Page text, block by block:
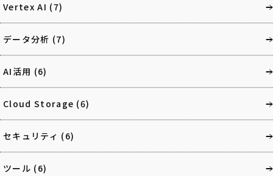
Vertex AI (7)
データ分析 (7)
AI活用 (6)
Cloud Storage (6)
セキュリティ (6)
ツール (6)